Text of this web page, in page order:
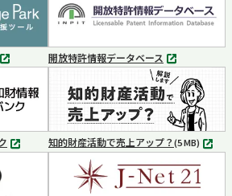
ブ
で
く
開放特許情報データベース
別
タ
ブ
で
開
く
別
知的財産活動で売上アップ？(5 MB) MP4